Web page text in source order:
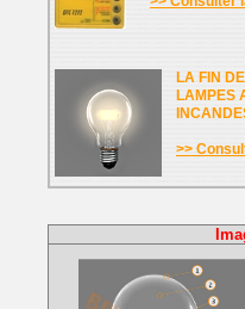
LA FIN
LAMPES
>>